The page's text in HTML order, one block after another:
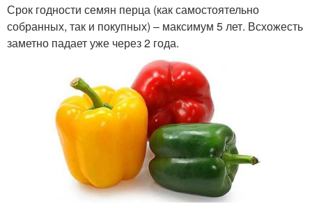
Срок годности семян перца (как самостоятельно
собранных, так и покупных) – максимум 5 лет. Всхожесть
заметно падает уже через 2 года.